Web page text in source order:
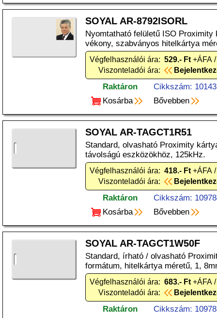
SOYAL AR-8792ISORL
Nyomtatható felületű ISO Proximity
vékony, szabványos hitelkártya
Végfelhasználói ára: 529.- Ft +ÁFA
Viszonteladói ára:
Raktáron
Cikkszám:
Kosárba
Bővebben
SOYAL AR-TAGCT1R51
Standard, olvasható Proximity
távolságú eszközökhöz, 125kHz.
Végfelhasználói ára: 418.- Ft +ÁFA
Viszonteladói ára:
Raktáron
Cikkszám:
Kosárba
Bővebben
SOYAL AR-TAGCT1W50F
Standard, írható / olvasható
formátum, hitelkártya méretű, 1,
Végfelhasználói ára: 683.- Ft +ÁFA
Viszonteladói ára:
Raktáron
Cikkszám: